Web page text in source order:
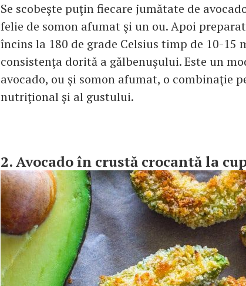
Se scobeşte puţin fiecare jumătate de
felie de somon afumat şi un ou. Apoi
încins la 180 de grade Celsius timp de 10-15
consistenţa dorită a gălbenuşului. Este un
avocado, ou şi somon afumat, o combinaţie
nutriţional şi al gustului.
2. Avocado în crustă crocantă la